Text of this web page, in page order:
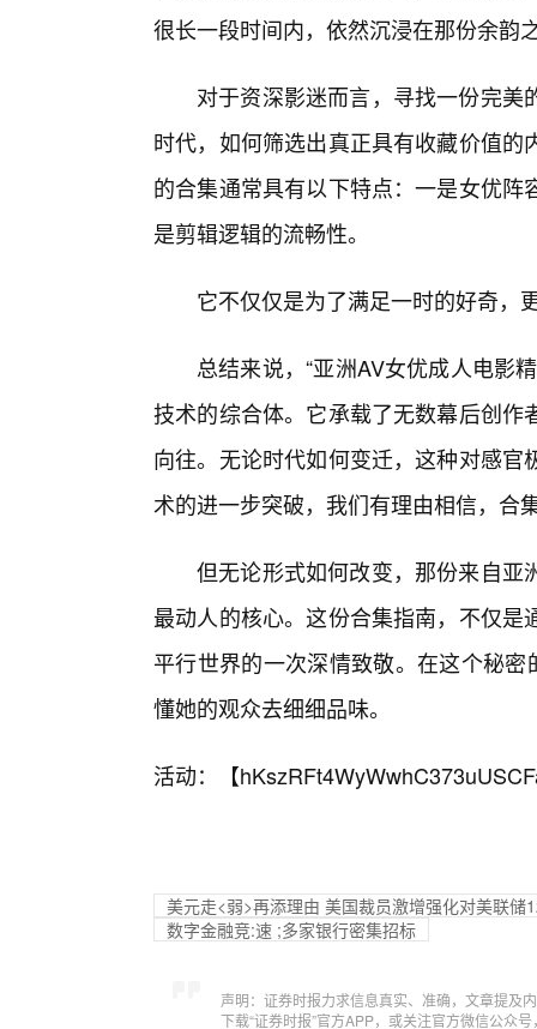
很长一段时间内，依然沉浸在那份余韵
对于资深影迷而言，寻找一份完
时代，如何筛选出真正具有收藏价值
的合集通常具有以下特点：一是女优
是剪辑逻辑的流畅性。
它不仅仅是为了满足一时的好奇，
总结来说，“亚洲AV女优成人电影
技术的综合体。它承载了无数幕后创
向往。无论时代如何变迁，这种对感
术的进一步突破，我们有理由相信，合
但无论形式如何改变，那份来自亚
最动人的核心。这份合集指南，不仅
平行世界的一次深情致敬。在这个秘
懂她的观众去细细品味。
活动：【
美元走<弱>再添理由 美国裁员激增强化对美联储
数字金融竞:速 ;多家银行密集招标
声明：证券时报力求信息真实、准确，文章提及
下载“证券时报”官方APP，或关注官方微信公众